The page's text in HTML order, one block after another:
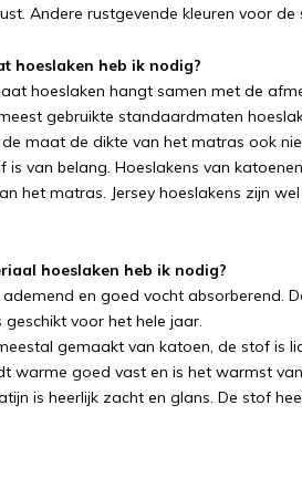
Andere rustgevende kleuren voor
hoeslaken heb ik nodig?
hoeslaken hangt samen met de
gebruikte standaardmaten
maat de dikte van het matras ook
is van belang. Hoeslakens van
het matras. Jersey hoeslakens zijn
hoeslaken heb ik nodig?
ademend en goed vocht absorberend.
geschikt voor het hele jaar.
gemaakt van katoen, de stof is
warme goed vast en is het warmst
is heerlijk zacht en glans. De stof